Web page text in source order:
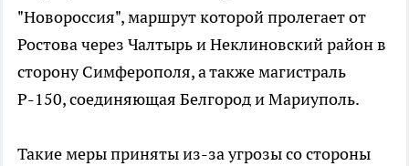
"Новороссия", маршрут которой пролегает от
Ростова через Чалтырь и Неклиновский район в
сторону Симферополя, а также магистраль
Р-150, соединяющая Белгород и Мариуполь.
Такие меры приняты из-за угрозы со стороны